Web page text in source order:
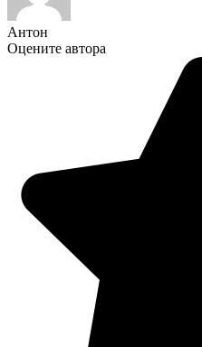
Антон
Оцените автора